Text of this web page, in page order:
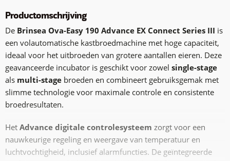
Productomschrijving
De Brinsea Ova-Easy 190 Advance EX Connect Series III is
een volautomatische kastbroedmachine met hoge capaciteit,
ideaal voor het uitbroeden van grotere aantallen eieren. Deze
geavanceerde incubator is geschikt voor zowel single-stage
als multi-stage broeden en combineert gebruiksgemak met
slimme technologie voor maximale controle en consistente
broedresultaten.
Het Advance digitale controlesysteem zorgt voor een
nauwkeurige regeling en weergave van temperatuur en
luchtvochtigheid, inclusief alarmfuncties. De geïntegreerde